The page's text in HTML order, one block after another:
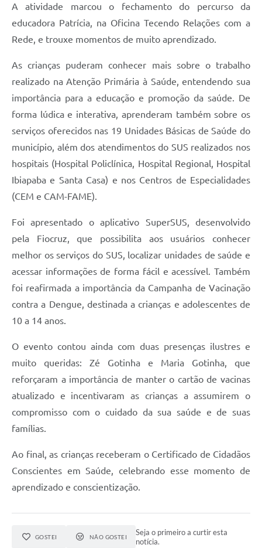
A atividade marcou o fechamento do percurso da
educadora Patrícia, na Oficina Tecendo Relações com a
Rede, e trouxe momentos de muito aprendizado.
As crianças puderam conhecer mais sobre o trabalho
realizado na Atenção Primária à Saúde, entendendo sua
importância para a educação e promoção da saúde. De
forma lúdica e interativa, aprenderam também sobre os
serviços oferecidos nas 19 Unidades Básicas de Saúde do
município, além dos atendimentos do SUS realizados nos
hospitais (Hospital Policlínica, Hospital Regional, Hospital
Ibiapaba e Santa Casa) e nos Centros de Especialidades
(CEM e CAM-FAME).
Foi apresentado o aplicativo SuperSUS, desenvolvido
pela Fiocruz, que possibilita aos usuários conhecer
melhor os serviços do SUS, localizar unidades de saúde e
acessar informações de forma fácil e acessível. Também
foi reafirmada a importância da Campanha de Vacinação
contra a Dengue, destinada a crianças e adolescentes de
10 a 14 anos.
O evento contou ainda com duas presenças ilustres e
muito queridas: Zé Gotinha e Maria Gotinha, que
reforçaram a importância de manter o cartão de vacinas
atualizado e incentivaram as crianças a assumirem o
compromisso com o cuidado da sua saúde e de suas
famílias.
Ao final, as crianças receberam o Certificado de Cidadãos
Conscientes em Saúde, celebrando esse momento de
aprendizado e conscientização.
GOSTEI NÃO GOSTEI
Seja o primeiro a curtir esta
notícia.